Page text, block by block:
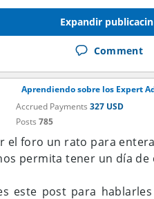
Expandir publicacin
Comment
Aprendiendo sobre los Expert
Accrued Payments 327 USD
Posts 785
el foro un rato para
permita tener un día de
este post para